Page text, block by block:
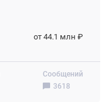
Сообщений
3618
от 44.1 млн ₽